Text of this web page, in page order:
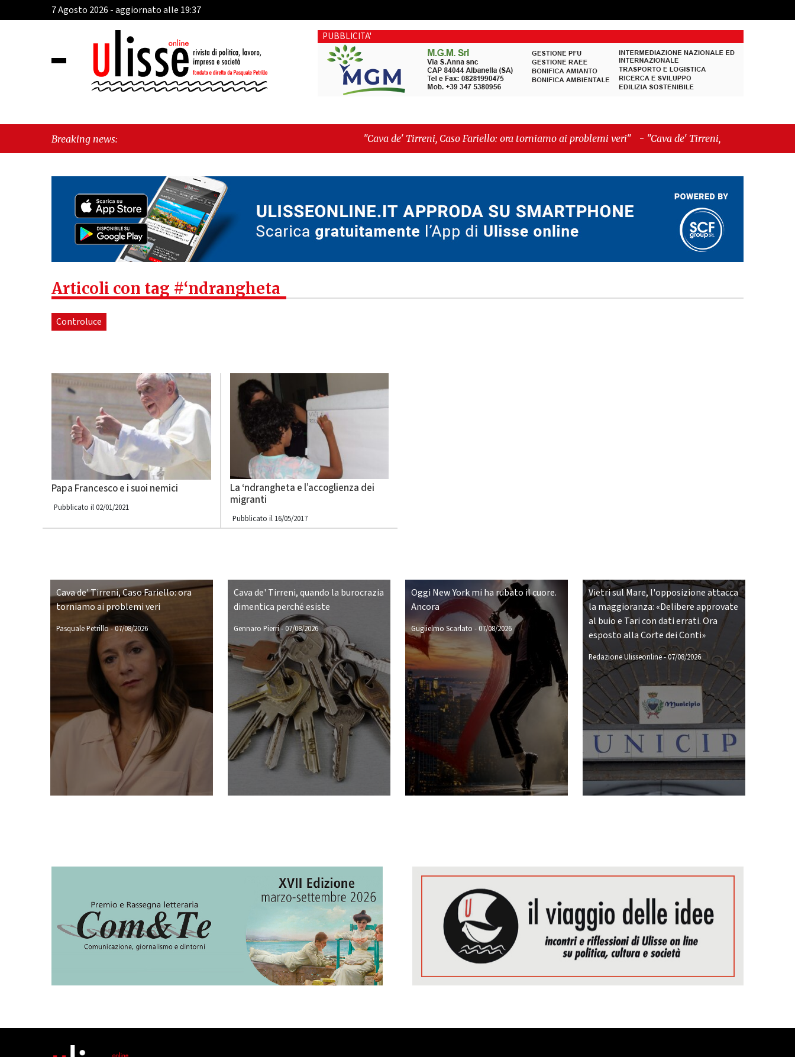
7 Agosto 2026 - aggiornato alle 19:37
PUBBLICITA'
Breaking news: "Cava de' Tirreni, Caso Fariello: ora torniamo ai problemi veri" -"Cava de' Tirreni, quando la burocrazia
dimentica perché esiste"
Articoli con tag #‘ndrangheta
Controluce
Papa Francesco e i suoi nemici
Pubblicato il 02/01/2021
La ‘ndrangheta e l’accoglienza dei
migranti
Pubblicato il 16/05/2017
Cava de' Tirreni, Caso Fariello: ora
torniamo ai problemi veri
Pasquale Petrillo-07/08/2026
Cava de' Tirreni, quando la burocrazia
dimentica perché esiste
Gennaro Pierri- 07/08/2026
Oggi New York mi ha rubato il cuore.
Ancora
Guglielmo Scarlato -07/08/2026
Vietri sul Mare, l'opposizione attacca
la maggioranza: «Delibere approvate
al buio e Tari con dati errati. Ora
esposto alla Corte dei Conti»
Redazione Ulisseonline-07/08/2026